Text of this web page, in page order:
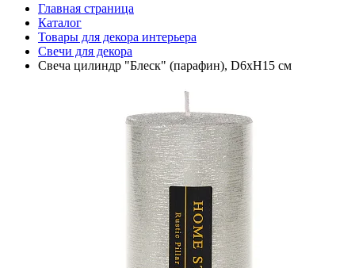
Главная страница
Каталог
Товары для декора интерьера
Свечи для декора
Свеча цилиндр "Блеск" (парафин), D6xH15 см